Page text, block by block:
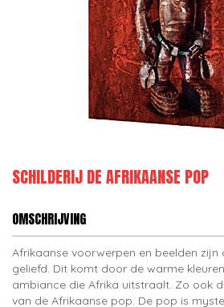
SCHILDERIJ DE AFRIKAANSE POP
OMSCHRIJVING
Afrikaanse voorwerpen en beelden zijn
geliefd. Dit komt door de warme
ambiance die Afrika uitstraalt. Zo ook
van de Afrikaanse pop. De pop is